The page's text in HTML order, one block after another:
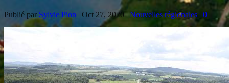
Publié par Sylvie Pion | Oct 27, 2020|Nouvelles régionales 0 |